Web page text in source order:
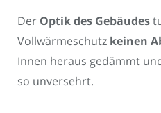
Der Optik des Gebäudes
Vollwärmeschutz keinen
Innen heraus gedämmt
so unversehrt.